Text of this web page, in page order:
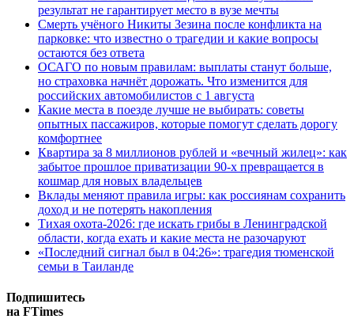
результат не гарантирует место в вузе мечты
Смерть учёного Никиты Зезина после конфликта на
парковке: что известно о трагедии и какие вопросы
остаются без ответа
ОСАГО по новым правилам: выплаты станут больше,
но страховка начнёт дорожать. Что изменится для
российских автомобилистов с 1 августа
Какие места в поезде лучше не выбирать: советы
опытных пассажиров, которые помогут сделать дорогу
комфортнее
Квартира за 8 миллионов рублей и «вечный жилец»: как
забытое прошлое приватизации 90-х превращается в
кошмар для новых владельцев
Вклады меняют правила игры: как россиянам сохранить
доход и не потерять накопления
Тихая охота-2026: где искать грибы в Ленинградской
области, когда ехать и какие места не разочаруют
«Последний сигнал был в 04:26»: трагедия тюменской
семьи в Таиланде
Подпишитесь
на FTimes